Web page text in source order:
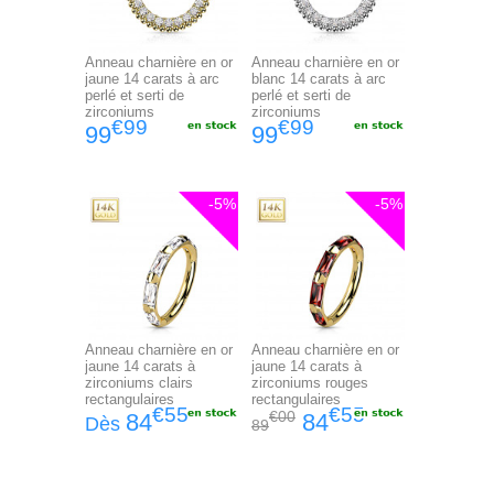
Anneau charnière en or
jaune 14 carats à arc
perlé et serti de
zirconiums
99€99
Anneau charnière en or
blanc 14 carats à arc
perlé et serti de
zirconiums
99€99
Anneau charnière en or
jaune 14 carats à
zirconiums clairs
rectangulaires
Dès 84€55
-5%
Anneau charnière en or
jaune 14 carats à
zirconiums rouges
rectangulaires
89
€00 84€55
-5%